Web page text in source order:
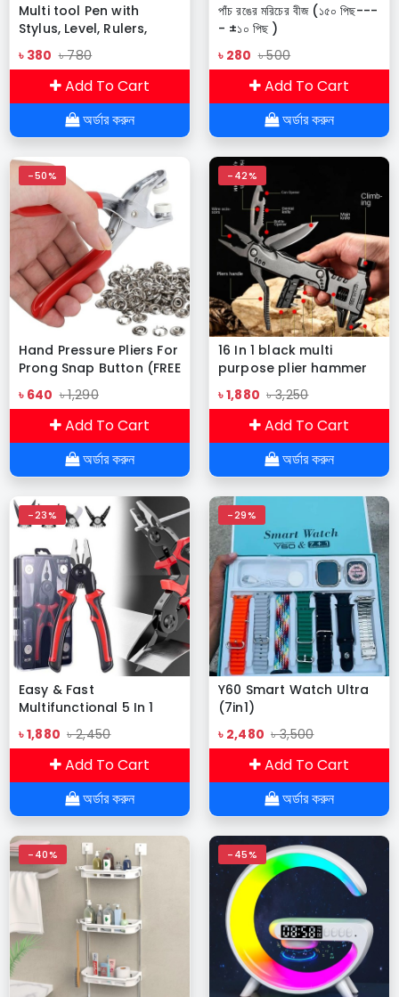
Multi tool Pen with
Stylus, Level, Rulers,
Screwdrivers
৳ 380 ৳ 780
Add To Cart
অর্ডার করুন
পাঁচ রঙের মরিচের বীজ (১৫০ পিছ---
- ±১০ পিছ )
৳ 280 ৳ 500
Add To Cart
অর্ডার করুন
-50%
Hand Pressure Pliers For
Prong Snap Button (FREE
100 BUTTON)
৳ 640 ৳ 1,290
Add To Cart
অর্ডার করুন
-42%
16 In 1 black multi
purpose plier hammer
camping hammer with
multi tool pliers for
outdoor survival
camping
৳ 1,880 ৳ 3,250
Add To Cart
অর্ডার করুন
-23%
Easy & Fast
Multifunctional 5 In 1
Replaceable Tools Set
৳ 1,880 ৳ 2,450
Add To Cart
অর্ডার করুন
-29%
Y60 Smart Watch Ultra
(7in1)
৳ 2,480 ৳ 3,500
Add To Cart
অর্ডার করুন
-40% -45%